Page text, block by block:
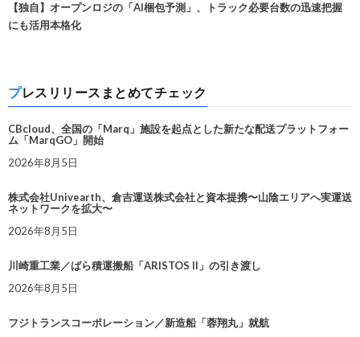
【独自】オープンロジの「AI梱包予測」、トラック必要台数の迅速把握
にも活用本格化
プレスリリースまとめてチェック
CBcloud、全国の「Marq」施設を起点とした新たな配送プラットフォー
ム「MarqGO」開始
2026年8月5日
株式会社Univearth、倉吉運送株式会社と資本提携〜山陰エリアへ実運送
ネットワークを拡大〜
2026年8月5日
川崎重工業／ばら積運搬船「ARISTOS II」の引き渡し
2026年8月5日
フジトランスコーポレーション／新造船「蓉翔丸」就航